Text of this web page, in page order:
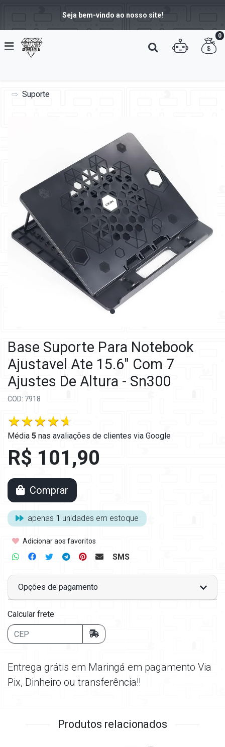
Seja bem-vindo ao nosso site!
0
Suporte
Base Suporte Para Notebook
Ajustavel Ate 15.6" Com 7
Ajustes De Altura - Sn300
COD: 7918
Média 5 nas avaliações de clientes via Google
R$ 101,90
Comprar
apenas 1 unidades em estoque
Adicionar aos favoritos
SMS
Opções de pagamento
Calcular frete
Entrega grátis em Maringá em pagamento Via
Pix, Dinheiro ou transferência!!
Produtos relacionados